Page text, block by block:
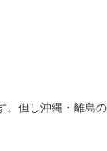
。但し沖縄・離島の